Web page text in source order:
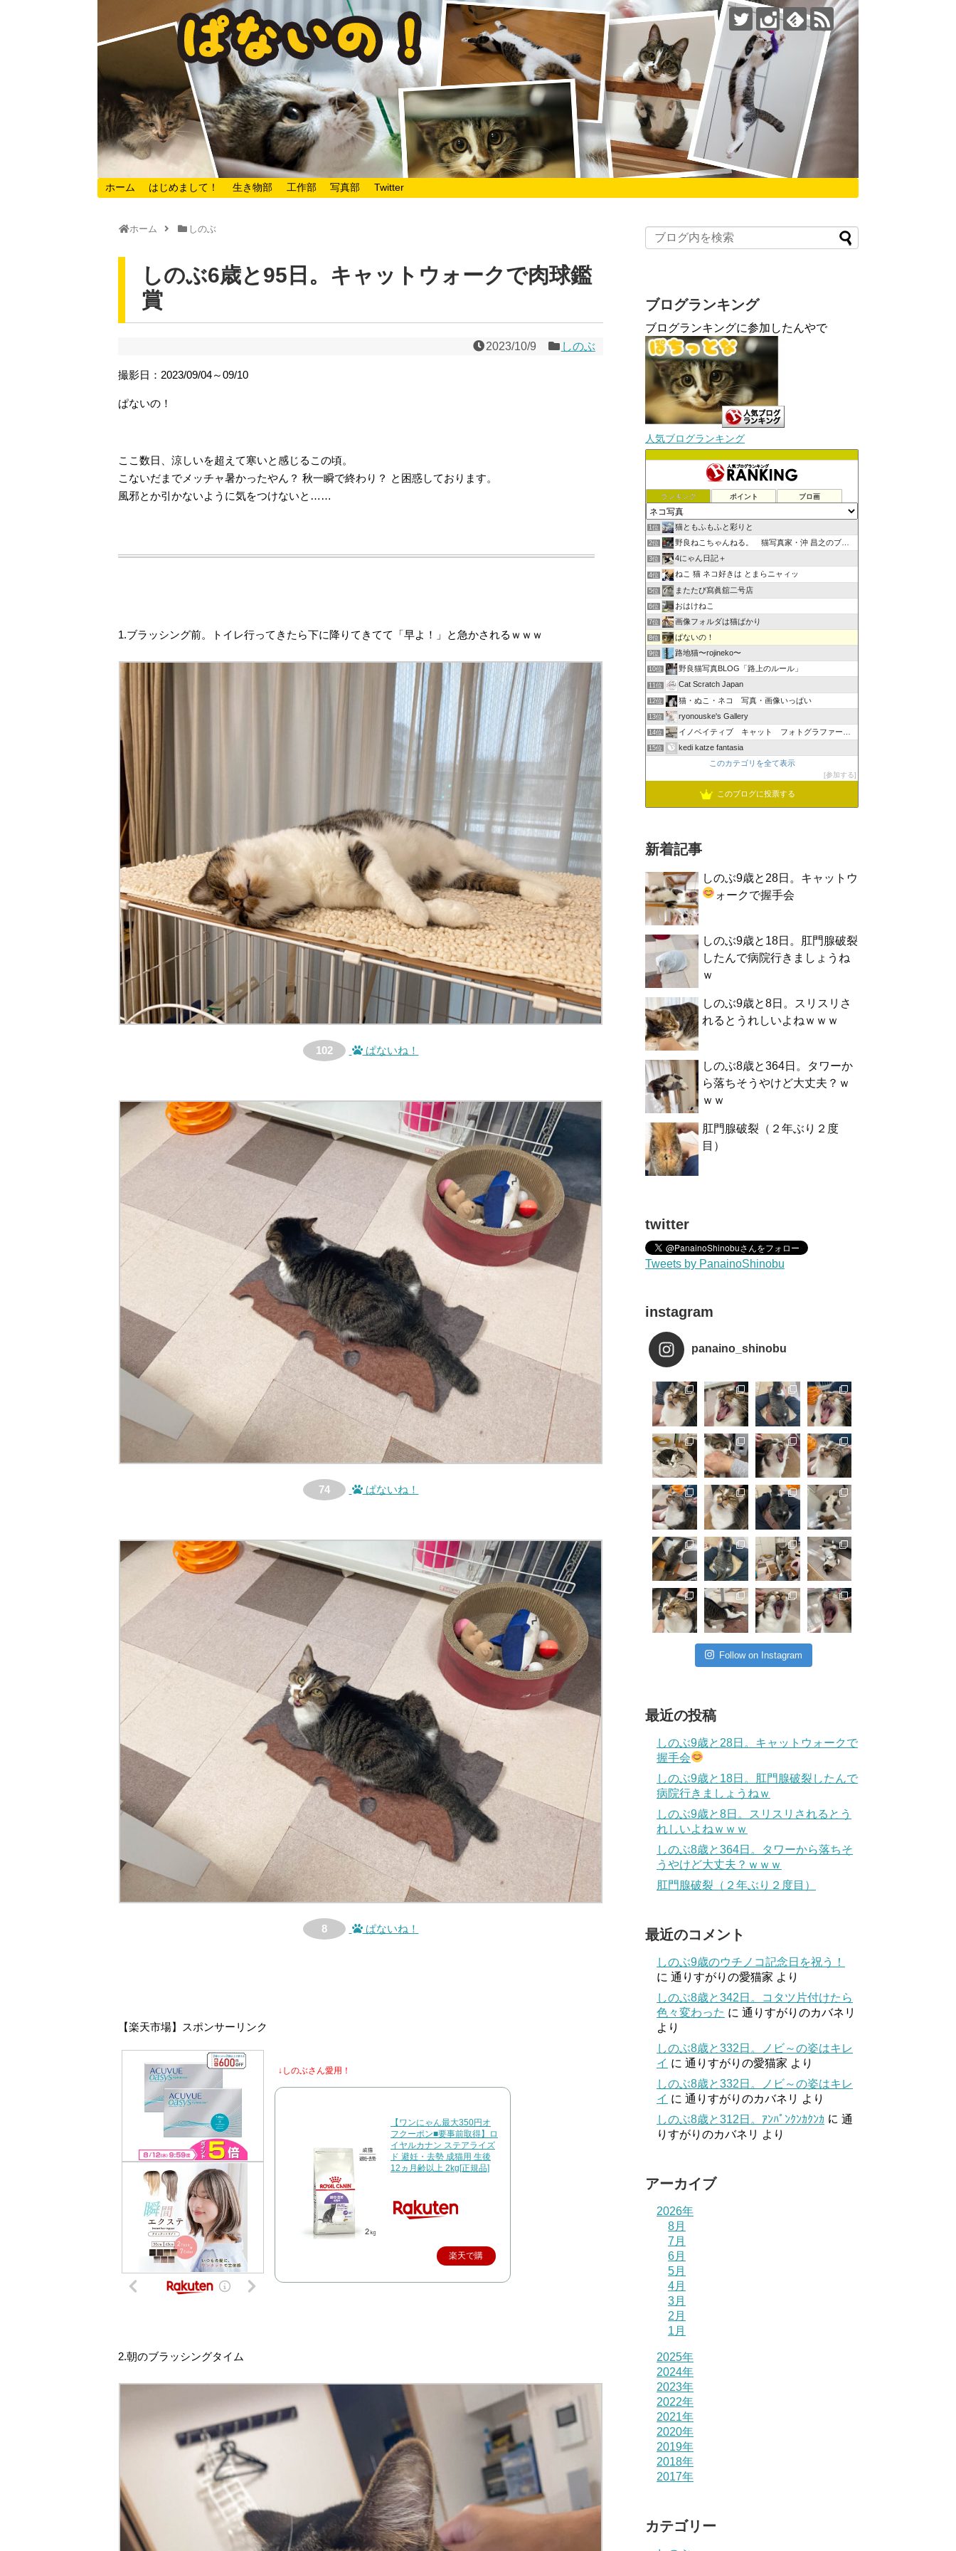
ホーム はじめまして！ 生き物部 工作部 写真部 Twitter
ホーム しのぶ
しのぶ6歳と95日。キャットウォークで肉球鑑
賞
2023/10/9 しのぶ
撮影日：2023/09/04～09/10
ぱないの！
ここ数日、涼しいを超えて寒いと感じるこの頃。
こないだまでメッチャ暑かったやん？ 秋一瞬で終わり？ と困惑しております。
風邪とか引かないように気をつけないと……
1.ブラッシング前。トイレ行ってきたら下に降りてきてて「早よ！」と急かされるｗｗｗ
102 ぱないね！
74 ぱないね！
8 ぱないね！
【楽天市場】スポンサーリンク
↓しのぶさん愛用！
【ワンにゃん最大350円オ
フクーポン■要事前取得】ロ
イヤルカナン ステアライズ
ド 避妊・去勢 成猫用 生後
12ヵ月齢以上 2kg[正規品]
楽天で購
2.朝のブラッシングタイム
ブログランキング
ブログランキングに参加したんやで
人気ブログランキング
ランキング ポイント ブロ画
1位 猫ともふもふと彩りと
2位 野良ねこちゃんねる。 猫写真家・沖 昌之のブログ
3位 4にゃん日記＋
4位 ねこ 猫 ネコ好きは とまらニャィッ
5位 またたび寫眞舘二号店
6位 おはけねこ
7位 画像フォルダは猫ばかり
8位 ぱないの！
9位 路地猫〜rojineko〜
10位 野良猫写真BLOG「路上のルール」
11位 Cat Scratch Japan
12位 猫・ぬこ・ネコ 写真・画像いっぱい
13位 ryonouske's Gallery
14位 イノベイティブ キャット フォトグラファーズ グループ
15位
kedi katze fantasia
このカテゴリを全て表示
参加する
このブログに投票する
新着記事
しのぶ9歳と28日。キャットウ
ォークで握手会
しのぶ9歳と18日。肛門腺破裂
したんで病院行きましょうね
ｗ
しのぶ9歳と8日。スリスリさ
れるとうれしいよねｗｗｗ
しのぶ8歳と364日。タワーか
ら落ちそうやけど大丈夫？ｗ
ｗｗ
肛門腺破裂（２年ぶり２度
目）
twitter
Tweets by PanainoShinobu
instagram
panaino_shinobu
Follow on Instagram
最近の投稿
しのぶ9歳と28日。キャットウォークで
握手会
しのぶ9歳と18日。肛門腺破裂したんで
病院行きましょうねｗ
しのぶ9歳と8日。スリスリされるとう
れしいよねｗｗｗ
しのぶ8歳と364日。タワーから落ちそ
うやけど大丈夫？ｗｗｗ
肛門腺破裂（２年ぶり２度目）
最近のコメント
しのぶ9歳のウチノコ記念日を祝う！
に 通りすがりの愛猫家 より
しのぶ8歳と342日。コタツ片付けたら
色々変わった に 通りすがりのカバネリ
より
しのぶ8歳と332日。ノビ～の姿はキレ
イ に 通りすがりの愛猫家 より
しのぶ8歳と332日。ノビ～の姿はキレ
イ に 通りすがりのカバネリ より
しのぶ8歳と312日。ｱﾝﾊﾟﾝｸﾝｶｸﾝｶ に 通
りすがりのカバネリ より
アーカイブ
2026年
8月
7月
6月
5月
4月
3月
2月
1月
2025年
2024年
2023年
2022年
2021年
2020年
2019年
2018年
2017年
カテゴリー